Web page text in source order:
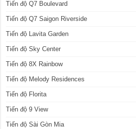
Tiến độ Q7 Boulevard
Tiến độ Q7 Saigon Riverside
Tiến độ Lavita Garden
Tiến độ Sky Center
Tiến độ 8X Rainbow
Tiến độ Melody Residences
Tiến độ Florita
Tiến độ 9 View
Tiến độ Sài Gòn Mia